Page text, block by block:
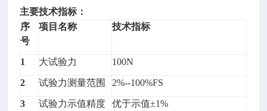
主要技术指标：
序
号
项目名称 技术指标
1 大试验力 100N
2 试验力测量范围 2%--100%FS
3 试验力示值精度 优于示值±1%